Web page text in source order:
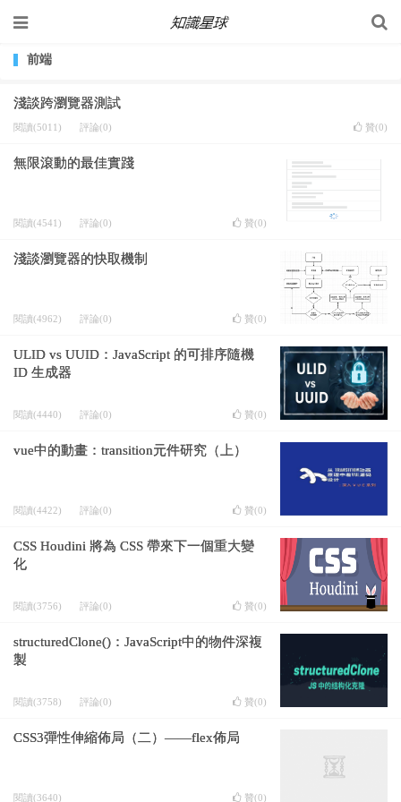
前端
淺談跨瀏覽器測試
閱讀(5011) 評論(0) 贊(0)
無限滾動的最佳實踐
閱讀(4541) 評論(0) 贊(0)
淺談瀏覽器的快取機制
閱讀(4962) 評論(0) 贊(0)
ULID vs UUID：JavaScript 的可排序隨機
ID 生成器
閱讀(4440) 評論(0) 贊(0)
vue中的動畫：transition元件研究（上）
閱讀(4422) 評論(0) 贊(0)
CSS Houdini 將為 CSS 帶來下一個重大變
化
閱讀(3756) 評論(0) 贊(0)
structuredClone()：JavaScript中的物件深複
製
閱讀(3758) 評論(0) 贊(0)
CSS3彈性伸縮佈局（二）——flex佈局
閱讀(3640) 贊(0)